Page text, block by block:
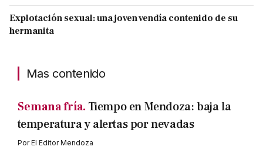
Explotación sexual: una joven vendía contenido de su
hermanita
Mas contenido
Semana fría. Tiempo en Mendoza: baja la
temperatura y alertas por nevadas
PorEl Editor Mendoza